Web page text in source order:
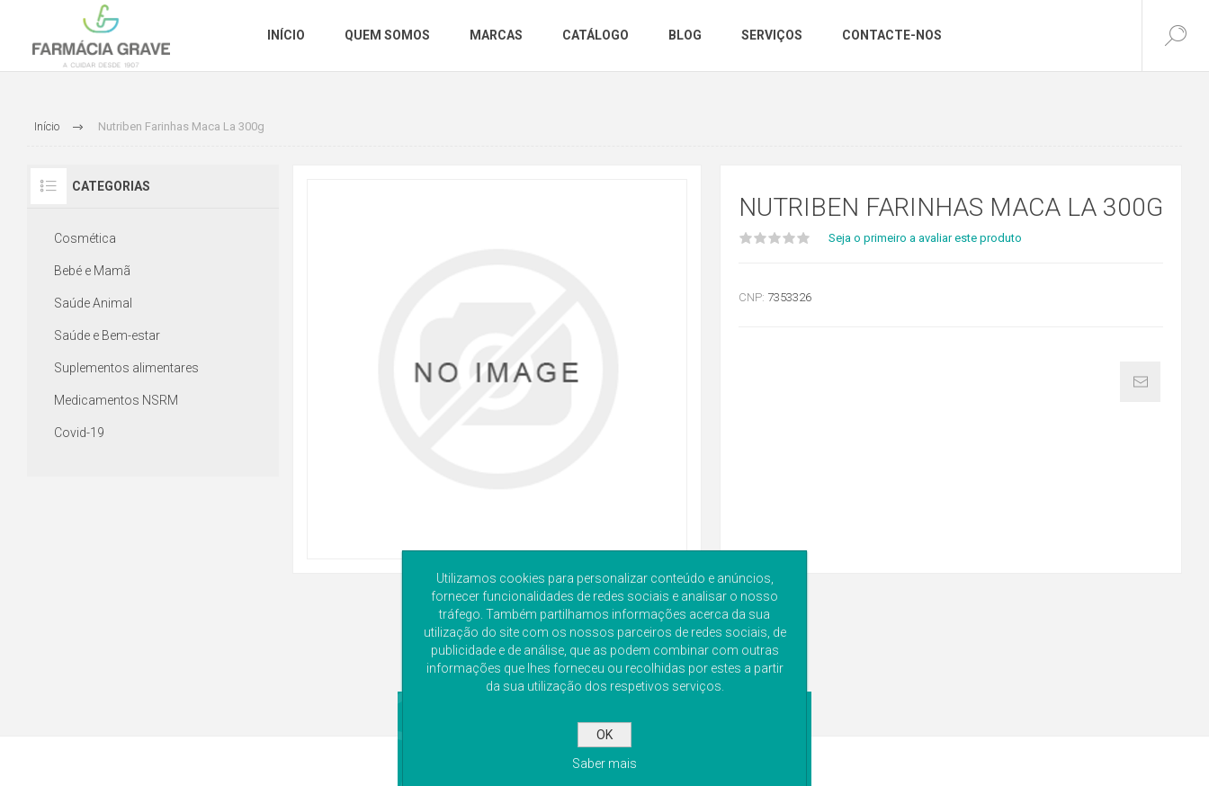
INÍCIO QUEM SOMOS MARCAS CATÁLOGO BLOG SERVIÇOS CONTACTE-NOS
Início Nutriben Farinhas Maca La 300g
CATEGORIAS
Cosmética
Bebé e Mamã
Saúde Animal
Saúde e Bem-estar
Suplementos alimentares
Medicamentos NSRM
Covid-19
NUTRIBEN FARINHAS MACA LA 300G
Seja o primeiro a avaliar este produto
CNP: 7353326
Utilizamos cookies para personalizar conteúdo e anúncios,
fornecer funcionalidades de redes sociais e analisar o nosso
tráfego. Também partilhamos informações acerca da sua
utilização do site com os nossos parceiros de redes sociais, de
publicidade e de análise, que as podem combinar com outras
informações que lhes forneceu ou recolhidas por estes a partir
da sua utilização dos respetivos serviços.
OK
Saber mais